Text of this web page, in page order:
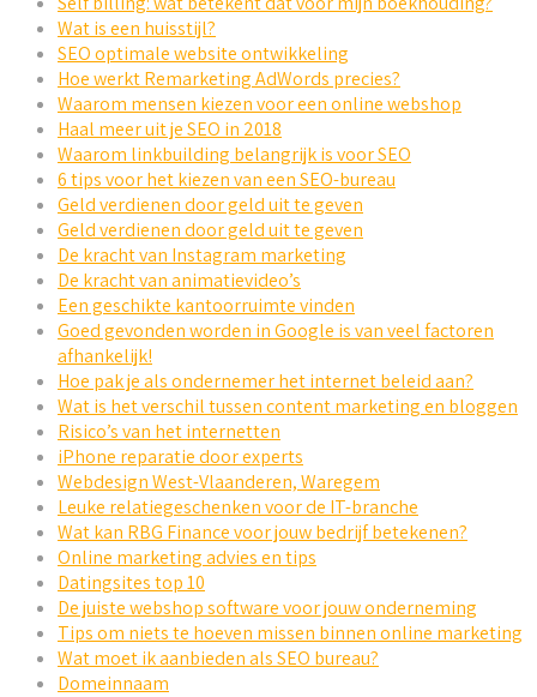
Wat is een huisstijl?
SEO optimale website ontwikkeling
Hoe werkt Remarketing AdWords precies?
Waarom mensen kiezen voor een online webshop
Haal meer uit je SEO in 2018
Waarom linkbuilding belangrijk is voor SEO
6 tips voor het kiezen van een SEO-bureau
Geld verdienen door geld uit te geven
Geld verdienen door geld uit te geven
De kracht van Instagram marketing
De kracht van animatievideo’s
Een geschikte kantoorruimte vinden
Goed gevonden worden in Google is van veel factoren
afhankelijk!
Hoe pak je als ondernemer het internet beleid aan?
Wat is het verschil tussen content marketing en bloggen
Risico’s van het internetten
iPhone reparatie door experts
Webdesign West-Vlaanderen, Waregem
Leuke relatiegeschenken voor de IT-branche
Wat kan RBG Finance voor jouw bedrijf betekenen?
Online marketing advies en tips
Datingsites top 10
De juiste webshop software voor jouw onderneming
Tips om niets te hoeven missen binnen online marketing
Wat moet ik aanbieden als SEO bureau?
Domeinnaam